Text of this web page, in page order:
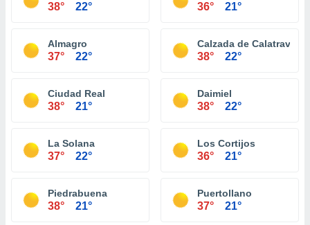
38° 22° 36° 21°
Almagro
37° 22°
Calzada de Calatrava
38° 22°
Ciudad Real
38° 21°
Daimiel
38° 22°
La Solana
37° 22°
Los Cortijos
36° 21°
Piedrabuena
38° 21°
Puertollano
37° 21°